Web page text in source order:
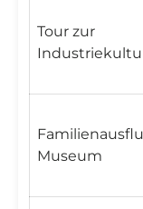
Tour zur
Museum